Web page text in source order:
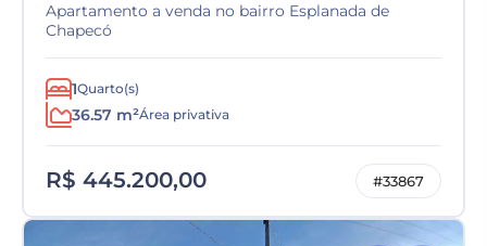
Apartamento a venda no bairro Esplanada de
Chapecó
1Quarto(s)
36.57 m²Área privativa
R$ 445.200,00 #33867